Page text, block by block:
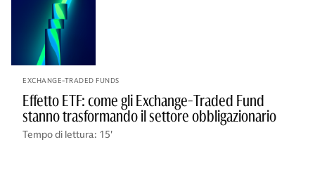
EXCHANGE-TRADED FUNDS
Effetto ETF: come gli Exchange-Traded Fund
stanno trasformando il settore obbligazionario
Tempo di lettura: 15'